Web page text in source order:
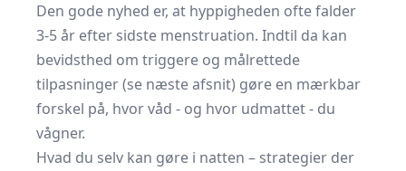
Den gode nyhed er, at hyppigheden ofte falder
3-5 år efter sidste menstruation. Indtil da kan
bevidsthed om triggere og målrettede
tilpasninger (se næste afsnit) gøre en mærkbar
forskel på, hvor våd - og hvor udmattet - du
vågner.
Hvad du selv kan gøre i natten – strategier der